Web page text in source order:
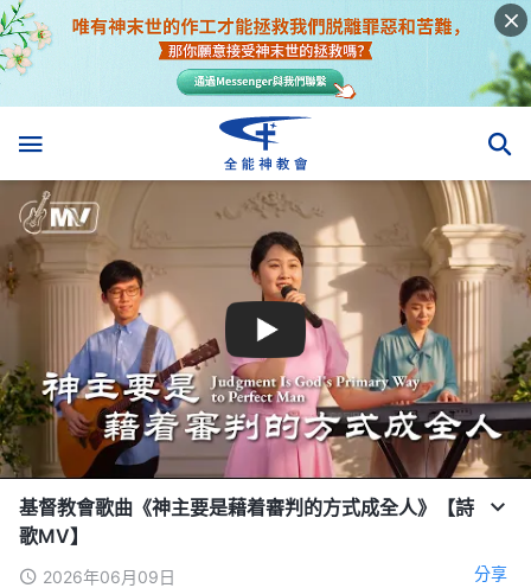
基督教會歌曲《神主要是藉着審判的方式成全人》【詩
歌MV】
2026年06月09日 分享